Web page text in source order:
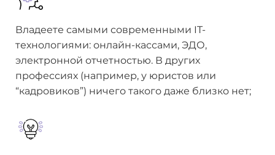
Владеете самыми современными IT-
технологиями: онлайн-кассами, ЭДО,
электронной отчетностью. В других
профессиях (например, у юристов или
“кадровиков”) ничего такого даже близко нет;